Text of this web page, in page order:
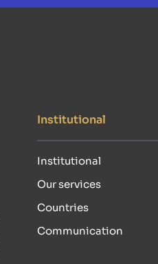
Institutional
Institutional
Our services
Countries
Communication